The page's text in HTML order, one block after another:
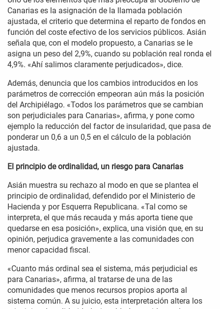
Canarias es la asignación de la llamada población
ajustada, el criterio que determina el reparto de fondos en
función del coste efectivo de los servicios públicos. Asián
señala que, con el modelo propuesto, a Canarias se le
asigna un peso del 2,9%, cuando su población real ronda el
4,9%. «Ahí salimos claramente perjudicados», dice.
Además, denuncia que los cambios introducidos en los
parámetros de corrección empeoran aún más la posición
del Archipiélago. «Todos los parámetros que se cambian
son perjudiciales para Canarias», afirma, y pone como
ejemplo la reducción del factor de insularidad, que pasa de
ponderar un 0,6 a un 0,5 en el cálculo de la población
ajustada.
El principio de ordinalidad, un riesgo para Canarias
Asián muestra su rechazo al modo en que se plantea el
principio de ordinalidad, defendido por el Ministerio de
Hacienda y por Esquerra Republicana. «Tal como se
interpreta, el que más recauda y más aporta tiene que
quedarse en esa posición», explica, una visión que, en su
opinión, perjudica gravemente a las comunidades con
menor capacidad fiscal.
«Cuanto más ordinal sea el sistema, más perjudicial es
para Canarias», afirma, al tratarse de una de las
comunidades que menos recursos propios aporta al
sistema común. A su juicio, esta interpretación altera los